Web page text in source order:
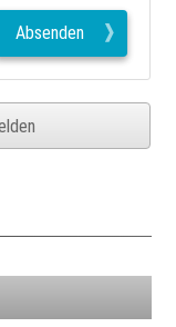
Absenden